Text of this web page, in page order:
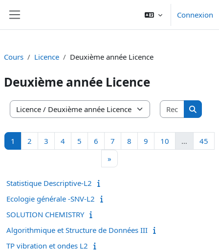
Connexion
Cours Licence Deuxième année Licence
Deuxième année Licence
Catégories de cours
1 Page 1
2 Page 2
3 Page 3
4Page 4
5 Page 5
6 Page 6
7 Page 7
8 Page 8
9 Page 9
10 … 45
»Page suivante
Statistique Descriptive-L2
Ecologie générale -SNV-L2
SOLUTION CHEMISTRY
Algorithmique et Structure de Données III
TP vibration et ondes L2